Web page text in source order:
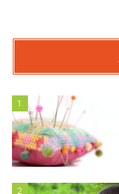
1
2